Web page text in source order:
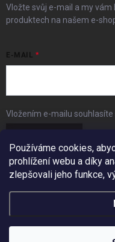
Používáme cookies,
prohlížení webu a díky
zlepšovali jeho funkce,
Vložte svůj e-mail a my
produktech na našem e-
E-MAIL
Vložením e-mailu souhlasíte
FACEBOOK
Copyright 2026